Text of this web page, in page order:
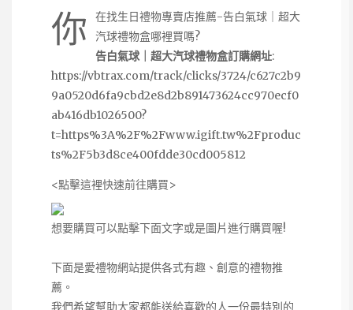
你
在找生日禮物專賣店推薦-告白氣球｜超大
汽球禮物盒哪裡買嗎?
告白氣球｜超大汽球禮物盒訂購網址:
https://vbtrax.com/track/clicks/3724/c627c2b9
9a0520d6fa9cbd2e8d2b891473624cc970ecf0
ab416db1026500?
t=https%3A%2F%2Fwww.igift.tw%2Fproduc
ts%2F5b3d8ce400fdde30cd005812
<點擊這裡快速前往購買>
想要購買可以點擊下面文字或是圖片進行購買喔!
下面是愛禮物網站提供各式有趣、創意的禮物推
薦。
我們希望幫助大家都能送給喜歡的人一份最特別的